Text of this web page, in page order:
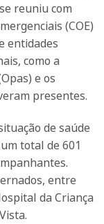
reuniu com
(COE)
entidades
como a
e os
presentes.
de saúde
total de 601
entre
da Criança